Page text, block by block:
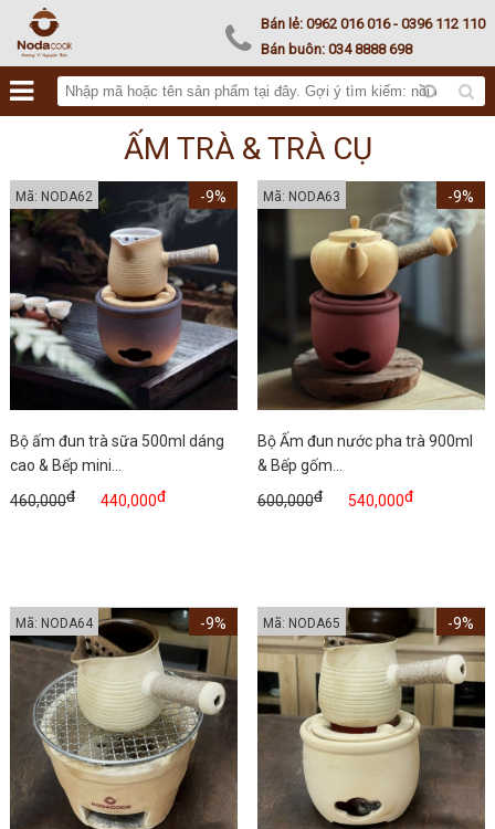
Noda Kamado Bán lẻ:0962 016 016 - 0396 112 110
Bán buôn:034 8888 698
ẤM TRÀ & TRÀ CỤ
Bộ ấm đun trà sữa 500ml dáng
cao & Bếp mini...
460,000đ 440,000đ
-9%
Mã: NODA62
Bộ Ấm đun nước pha trà 900ml
& Bếp gốm...
600,000đ 540,000đ
-9%
Mã: NODA63
-9%
Mã: NODA64 -9%
Mã: NODA65